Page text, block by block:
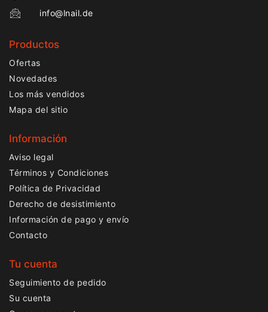
info@lnail.de
Productos
Ofertas
Novedades
Los más vendidos
Mapa del sitio
Información
Aviso legal
Términos y Condiciones
Política de Privacidad
Derecho de desistimiento
Información de pago y envío
Contacto
Tu cuenta
Seguimiento de pedido
Su cuenta